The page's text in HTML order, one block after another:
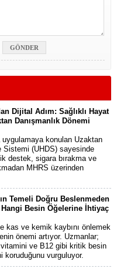
Dijital Adım: Sağlıklı Hayat
Danışmanlık Dönemi
uygulamaya konulan Uzaktan
Sistemi (UHDS) sayesinde
destek, sigara bırakma ve
MHRS üzerinden
Temeli Doğru Beslenmeden
Besin Öğelerine İhtiyaç
kas ve kemik kaybını önlemek
önemi artıyor. Uzmanlar;
ve B12 gibi kritik besin
koruduğunu vurguluyor.